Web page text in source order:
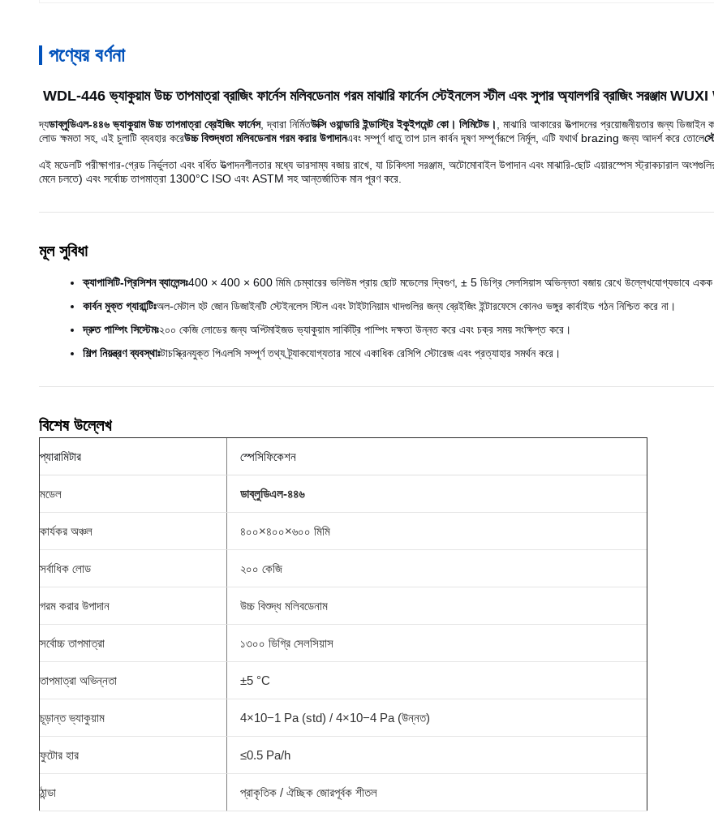
পণ্যের বর্ণনা
WDL-446 ভ্যাকুয়াম উচ্চ তাপমাত্রা ব্রাজিং ফার্নেস মলিবডেনাম গরম মাঝারি ফার্নেস স্টেইনলেস স্টীল এবং সুপার অ্যালগরি ব্রাজিং সরঞ্জাম
দ্যডাব্লুডিএল-৪৪৬ ভ্যাকুয়াম উচ্চ তাপমাত্রা ব্রেইজিং ফার্নেস, দ্বারা নির্মিতউক্সি ওয়ান্ডারি ইন্ডাস্ট্রি ইকুইপমেন্ট কো। লিমিটেড।
, মাঝারি আকারের উত্পাদনের প্রয়োজনীয়তার জন্য
লোড ক্ষমতা সহ, এই চুলাটি ব্যবহার করেউচ্চ বিশুদ্ধতা মলিবডেনাম গরম করার উপাদানএবং সম্পূর্ণ ধাতু তাপ ঢাল কার্বন দূষণ সম্পূর্ণরূপে নির্মূল, এটি যথার্থ brazing জন্য আদর্শ করে তোলে
এই মডেলটি পরীক্ষাগার-গ্রেড নির্ভুলতা এবং বর্ধিত উত্পাদনশীলতার মধ্যে ভারসাম্য বজায় রাখে, যা চিকিৎসা সরঞ্জাম, অটোমোবাইল উপাদান এবং মাঝারি-ছোট এয়ারস্পেস
মেনে চলতে) এবং সর্বোচ্চ তাপমাত্রা 1300°C ISO এবং ASTM সহ আন্তর্জাতিক মান পূরণ করে.
মূল সুবিধা
ক্যাপাসিটি-প্রিসিশন ব্যালেন্সঃ400 × 400 × 600 মিমি চেম্বারের ভলিউম প্রায় ছোট মডেলের দ্বিগুণ, ± 5 ডিগ্রি সেলসিয়াস অভিন্নতা বজায় রেখে উল্লেখযোগ্যভাবে
কার্বন মুক্ত গ্যারান্টিঃঅল-মেটাল হট জোন ডিজাইনটি স্টেইনলেস স্টিল এবং টাইটানিয়াম খাদগুলির জন্য ব্রেইজিং ইন্টারফেসে কোনও ভঙ্গুর কার্বাইড গঠন নিশ্চিত করে না।
দ্রুত পাম্পিং সিস্টেমঃ২০০ কেজি লোডের জন্য অপ্টিমাইজড ভ্যাকুয়াম সার্কিট্রি পাম্পিং দক্ষতা উন্নত করে এবং চক্র সময় সংক্ষিপ্ত করে।
শিল্প নিয়ন্ত্রণ ব্যবস্থাঃটাচস্ক্রিনযুক্ত পিএলসি সম্পূর্ণ তথ্য ট্র্যাকযোগ্যতার সাথে একাধিক রেসিপি স্টোরেজ এবং প্রত্যাহার সমর্থন করে।
বিশেষ উল্লেখ
প্যারামিটার স্পেসিফিকেশন
মডেল ডাব্লুডিএল-৪৪৬
কার্যকর অঞ্চল ৪০০×৪০০×৬০০ মিমি
সর্বাধিক লোড ২০০ কেজি
গরম করার উপাদান উচ্চ বিশুদ্ধ মলিবডেনাম
সর্বোচ্চ তাপমাত্রা ১৩০০ ডিগ্রি সেলসিয়াস
তাপমাত্রা অভিন্নতা ±5 °C
চূড়ান্ত ভ্যাকুয়াম 4×10−1 Pa (std) / 4×10−4 Pa (উন্নত)
ফুটোর হার ≤0.5 Pa/h
ঠান্ডা প্রাকৃতিক / ঐচ্ছিক জোরপূর্বক শীতল